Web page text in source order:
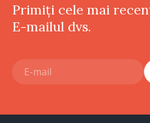
Primiți cele mai
E-mailul dvs.